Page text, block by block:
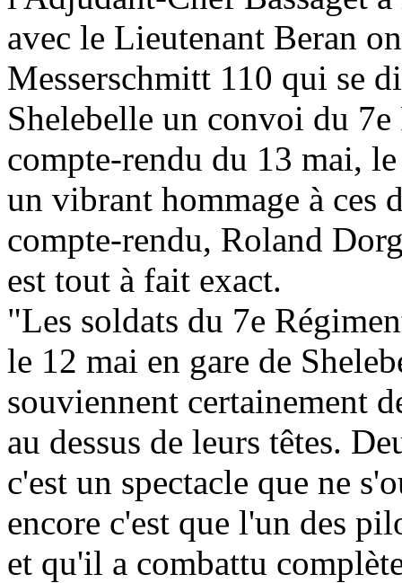
avec le Lieutenant Beran
Messerschmitt 110 qui se
Shelebelle un convoi du
compte-rendu du 13 mai,
un vibrant hommage à ces
compte-rendu, Roland
est tout à fait exact.
"Les soldats du 7e
le 12 mai en gare de
souviennent certainement
au dessus de leurs têtes.
c'est un spectacle que ne
encore c'est que l'un des
et qu'il a combattu